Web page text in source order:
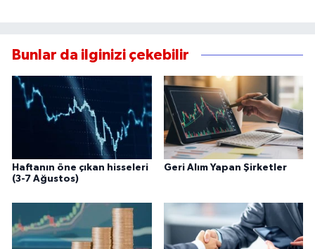
Bunlar da ilginizi çekebilir
Haftanın öne çıkan hisseleri
(3-7 Ağustos)
Geri Alım Yapan Şirketler